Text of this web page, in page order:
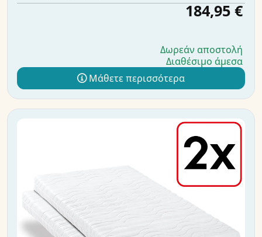
184,95 €
Δωρεάν αποστολή
Διαθέσιμο άμεσα
Μάθετε περισσότερα